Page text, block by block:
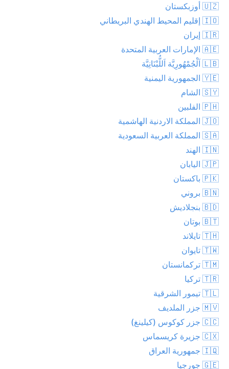
🇺🇿 أوزبكستان
🇮🇴 إقليم المحيط الهندي البريطاني
🇮🇷 إيران
🇦🇪 الإمارات العربية المتحدة
🇱🇧 اَلْجُمْهُورِيَّة اَللُّبْنَانِيَّة
🇾🇪 الجمهورية اليمنية
🇸🇾 الشام
🇵🇭 الفلبين
🇯🇴 المملكة الاردنية الهاشمية
🇸🇦 المملكة العربية السعودية
🇮🇳 الهند
🇯🇵 اليابان
🇵🇰 باكستان
🇧🇳 بروني
🇧🇩 بنجلاديش
🇧🇹 بوتان
🇹🇭 تايلاند
🇹🇼 تايوان
🇹🇲 تركمانستان
🇹🇷 تركيا
🇹🇱 تيمور الشرقية
🇲🇻 جزر الملديف
🇨🇨 جزر كوكوس (كيلينغ)
🇨🇽 جزيرة كريسماس
🇮🇶 جمهورية العراق
🇬🇪 جورجيا